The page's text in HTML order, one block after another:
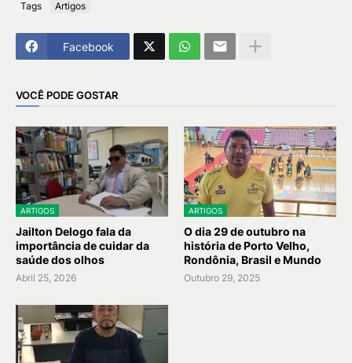
Tags Artigos
Facebook
VOCÊ PODE GOSTAR
ARTIGOS
Jailton Delogo fala da
importância de cuidar da
saúde dos olhos
Abril 25, 2026
ARTIGOS
O dia 29 de outubro na
história de Porto Velho,
Rondônia, Brasil e Mundo
Outubro 29, 2025